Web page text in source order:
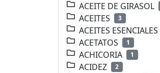
ACEITE DE GIRASOL
ACEITES 3
ACEITES ESENCIALES
ACETATOS 1
ACHICORIA 1
ACIDEZ 2